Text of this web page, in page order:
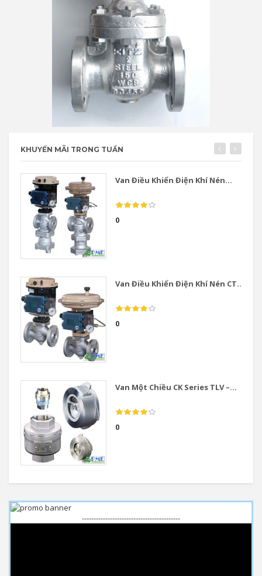
KHUYẾN MÃI TRONG TUẦN
Van Điều Khiển Điện Khí Nén...
0
Van Điều Khiển Điện Khí Nén CT...
0
Van Một Chiều CK Series TLV –...
0
------------------------------------------